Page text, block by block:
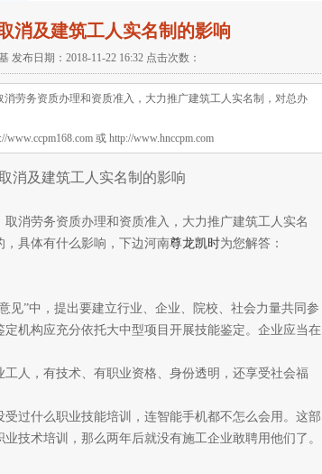
消及建筑工人实名制的影响
布日期：2018-11-22 16:32 点击次数：
劳务资质办理和资质准入，大力推广建筑工人实名制，对总办
或 http://www.hnccpm.com
消及建筑工人实名制的影响
劳务资质办理和资质准入，大力推广建筑工人实名
具体有什么影响，下边河南尊龙凯时为您解答：
”中，提出要建立行业、企业、院校、社会力量共同参
机构应充分依托大中型项目开展技能鉴定。企业应当在
，有技术、有职业资格、身份透明，还享受社会福
什么职业技能培训，连智能手机都不怎么会用。这部
技术培训，那么两年后就没有施工企业敢聘用他们了。